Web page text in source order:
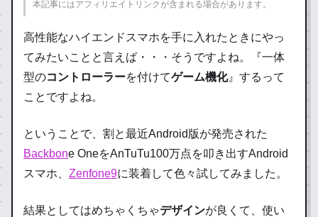
本記事にはアフィリエイトリンクが含まれる場合があります。
高性能なハイエンドスマホを手に入れたときにやっ
てみたいことと言えば・・・そうですよね。
『一体
型のコントローラーを付けてゲーム機化』 するって
ことですよね。
ということで、割と最近Android版が発売された
Backbone OneをAnTuTu100万点を叩き出すAndroid
スマホ、 Zenfone9に装着して色々試してみました。
結果としてはめちゃくちゃデザインが良くて、使い